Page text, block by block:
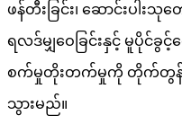
ဖန်တီးခြင်း၊ ဆောင်းပါး
ရလဒ်မျှဝေခြင်းနှင့် မူပိုင်ခွ
စက်မှုတိုးတက်မှုကို တိုက်တွန်
သွားမည်။